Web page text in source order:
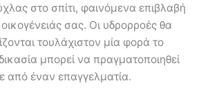
στο σπίτι, φαινόμενα επιβλαβή
οικογένειάς σας. Οι υδρορροές θα
τουλάχιστον μία φορά το
μπορεί να πραγματοποιηθεί
από έναν επαγγελματία.